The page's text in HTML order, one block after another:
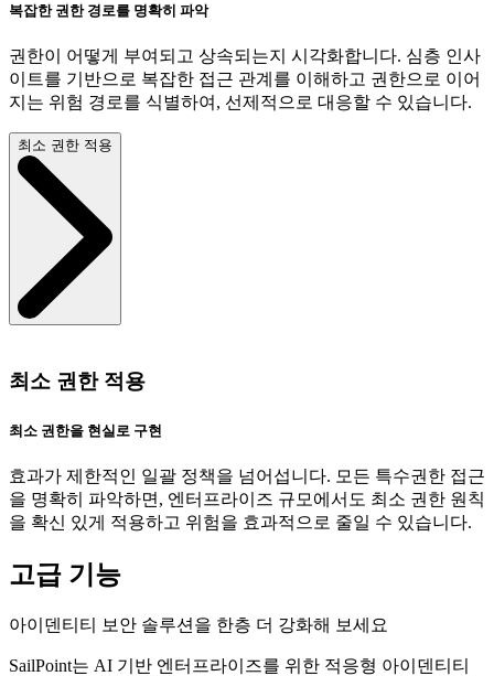
복잡한 권한 경로를 명확히 파악
권한이 어떻게 부여되고 상속되는지 시각화합니다. 심층 인사
이트를 기반으로 복잡한 접근 관계를 이해하고 권한으로 이어
지는 위험 경로를 식별하여, 선제적으로 대응할 수 있습니다.
최소 권한 적용
최소 권한 적용
최소 권한을 현실로 구현
효과가 제한적인 일괄 정책을 넘어섭니다. 모든 특수권한 접근
을 명확히 파악하면, 엔터프라이즈 규모에서도 최소 권한 원칙
을 확신 있게 적용하고 위험을 효과적으로 줄일 수 있습니다.
고급 기능
아이덴티티 보안 솔루션을 한층 더 강화해 보세요
SailPoint는 AI 기반 엔터프라이즈를 위한 적응형 아이덴티티